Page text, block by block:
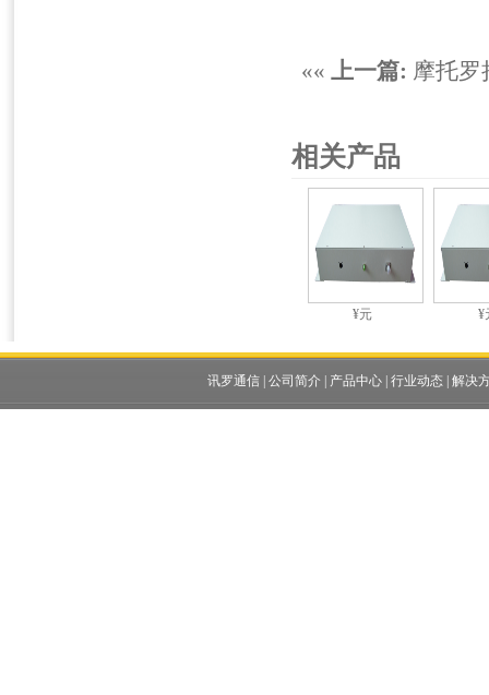
«« 上一篇: 摩托
相关产品
¥元 ¥
讯罗通信| 公司简介| 产品中心| 行业动态| 解决